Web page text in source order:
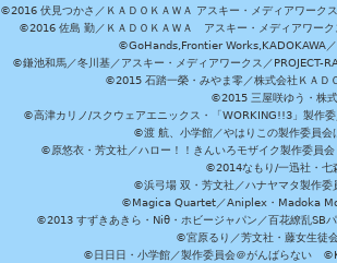
©2016 伏見つかさ／ＫＡＤＯＫＡＷＡ アスキー・メディアワー
©2016 佐島 勤／ＫＡＤＯＫＡＷＡ アスキー・メディアワ
©GoHands,Frontier Works,KADOKAWA
©鎌池和馬／冬川基／アスキー・メディアワークス／
©2015 石踏一榮・みやま零／株式会社ＫＡＤ
©2015 三屋咲ゆう・株
©高津カリノ/スクウェアエニックス・「WORKING!!3」製作
©渡 航、小学館／やはりこの製作委員
©原悠衣・芳文社／ハロー！！きんいろモザイク製作委員
©2014なもり/一迅社・
©浜弓場 双・芳文社／ハナヤマタ製作
©Magica Quartet／Aniplex・Madoka
©2013 すずきあきら・Niθ・ホビージャパン／百花繚乱
©宮原るり／芳文社・藤女生徒
©日日日・小学館／製作委員会＠がんばらない